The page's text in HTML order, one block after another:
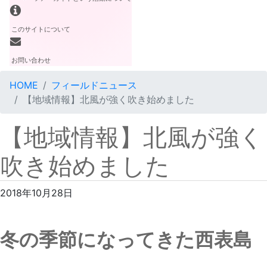
このサイトについて
お問い合わせ
HOME
フィールドニュース
【地域情報】北風が強く吹き始めました
【地域情報】北風が強く
吹き始めました
2018年10月28日
冬の季節になってきた西表島